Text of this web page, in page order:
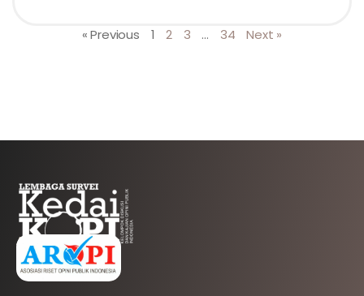
« Previous 1 2 3 … 34 Next »
AFILIASI